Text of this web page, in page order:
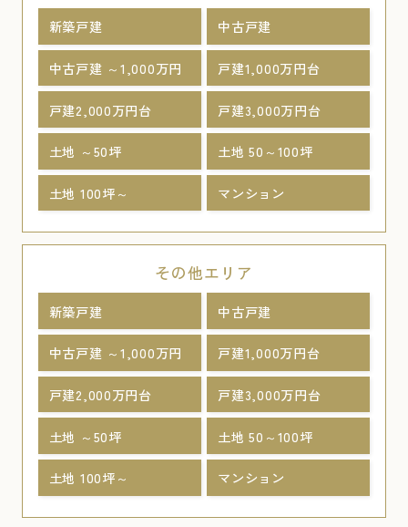
新築戸建 中古戸建
中古戸建 ～1,000万円 戸建1,000万円台
戸建2,000万円台 戸建3,000万円台
土地 ～50坪 土地 50～100坪
土地 100坪～ マンション
その他エリア
新築戸建 中古戸建
中古戸建 ～1,000万円 戸建1,000万円台
戸建2,000万円台 戸建3,000万円台
土地 ～50坪 土地 50～100坪
土地 100坪～ マンション